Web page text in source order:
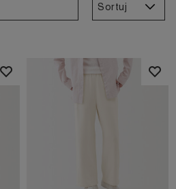
Sortuj